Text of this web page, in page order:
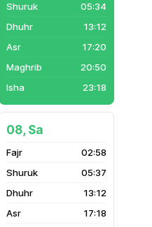
05:34
13:12
17:20
20:50
23:18
08, Sa
02:58
05:37
13:12
17:18